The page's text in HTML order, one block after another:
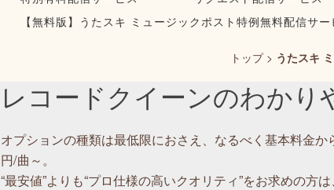
【無料版】うたスキ ミュージックポスト特例無料配信サー
トップ > うたスキ
レコードクイーンのわかり
オプションの種類は最低限におさえ、なるべく基本料金
円/曲～。
“最安値”よりも“プロ仕様の高いクオリティ”をお求めの方